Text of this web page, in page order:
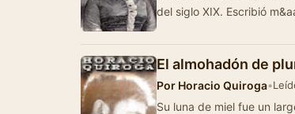
del siglo XIX. Escribió
El almohadón de
Por Horacio Quiroga•
Su luna de miel fue un largo